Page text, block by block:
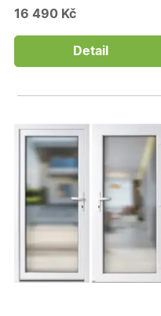
16 490 Kč
Detail